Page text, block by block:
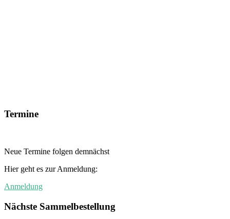
Termine
Neue Termine folgen demnächst
Hier geht es zur Anmeldung:
Anmeldung
Nächste Sammelbestellung